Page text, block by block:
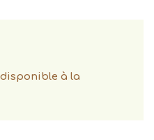
disponible à la